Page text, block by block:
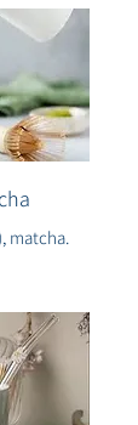
matcha.